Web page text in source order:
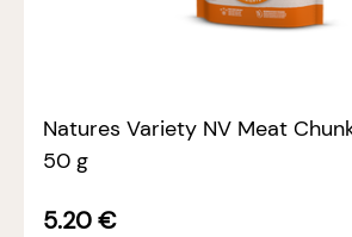
Natures Variety NV Meat
50 g
5.20€